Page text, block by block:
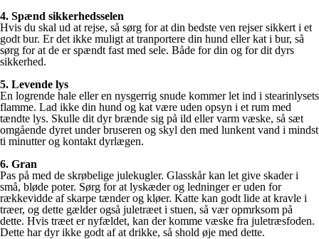
4. Spænd sikkerhedsselen
Hvis du skal ud at rejse, så sørg for at din bedste ven rejser sikkert i et
godt bur. Er det ikke muligt at tranportere din hund eller kat i bur, så
sørg for at de er spændt fast med sele. Både for din og for dit dyrs
sikkerhed.
5. Levende lys
En logrende hale eller en nysgerrig snude kommer let ind i stearinlysets
flamme. Lad ikke din hund og kat være uden opsyn i et rum med
tændte lys. Skulle dit dyr brænde sig på ild eller varm væske, så sæt
omgående dyret under bruseren og skyl den med lunkent vand i mindst
ti minutter og kontakt dyrlægen.
6. Gran
Pas på med de skrøbelige julekugler. Glasskår kan let give skader i
små, bløde poter. Sørg for at lyskæder og ledninger er uden for
rækkevidde af skarpe tænder og kløer. Katte kan godt lide at kravle i
træer, og dette gælder også juletræet i stuen, så vær opmrksom på
dette. Hvis træet er nyfældet, kan der komme væske fra juletræsfoden.
Dette har dyr ikke godt af at drikke, så shold øje med dette.